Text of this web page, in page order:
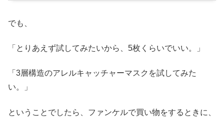
でも、
「とりあえず試してみたいから、5枚くらいでいい。」
「3層構造のアレルキャッチャーマスクを試してみた
い。」
ということでしたら、ファンケルで買い物をするときに、